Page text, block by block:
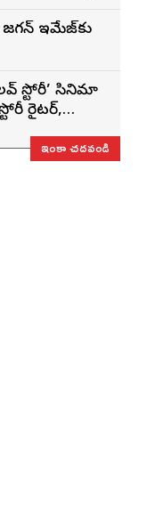
జగన్ ఇమేజ్‌కు
లవ్ స్టోరీ’ సినిమా
రైటర్,
ఇంకా చదవండి